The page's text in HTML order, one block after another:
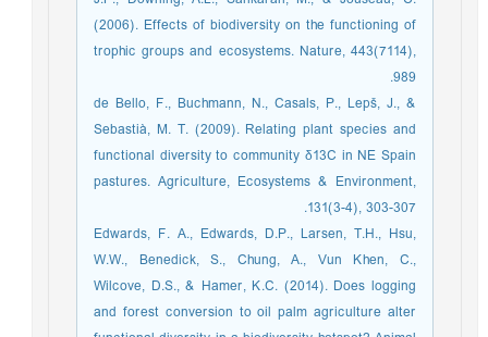
(2006). Effects of biodiversity on the functioning of
trophic groups and ecosystems. Nature, 443(7114),
989.
de Bello, F., Buchmann, N., Casals, P., Lepš, J., &
Sebastià, M. T. (2009). Relating plant species and
functional diversity to community δ13C in NE Spain
pastures. Agriculture, Ecosystems & Environment,
131(3-4), 303-307.
Edwards, F. A., Edwards, D.P., Larsen, T.H., Hsu,
W.W., Benedick, S., Chung, A., Vun Khen, C.,
Wilcove, D.S., & Hamer, K.C. (2014). Does logging
and forest conversion to oil palm agriculture alter